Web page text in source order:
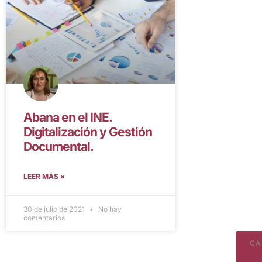
Abana en el INE.
Digitalización y Gestión
Documental.
LEER MÁS »
30 de julio de 2021
No hay
comentarios